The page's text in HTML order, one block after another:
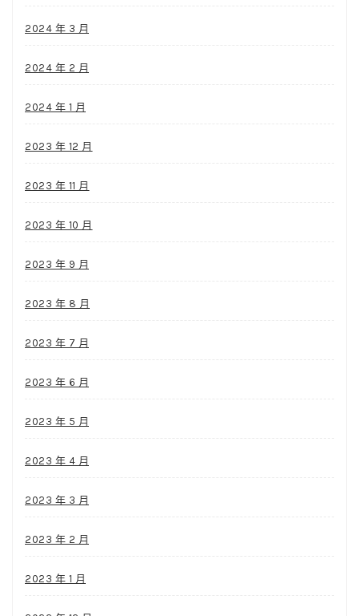
2024 年 3 月
2024 年 2 月
2024 年 1 月
2023 年 12 月
2023 年 11 月
2023 年 10 月
2023 年 9 月
2023 年 8 月
2023 年 7 月
2023 年 6 月
2023 年 5 月
2023 年 4 月
2023 年 3 月
2023 年 2 月
2023 年 1 月